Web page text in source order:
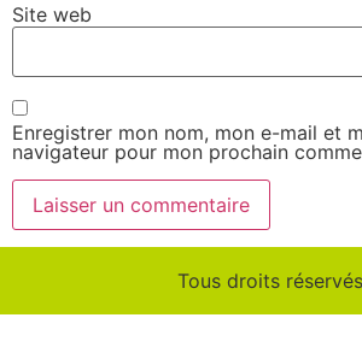
Site web
Enregistrer mon nom, mon e-mail et
navigateur pour mon prochain
Tous droits réservés